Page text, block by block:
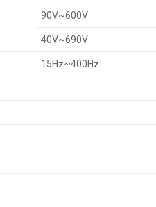
90V~600V
40V~690V
15Hz~400Hz